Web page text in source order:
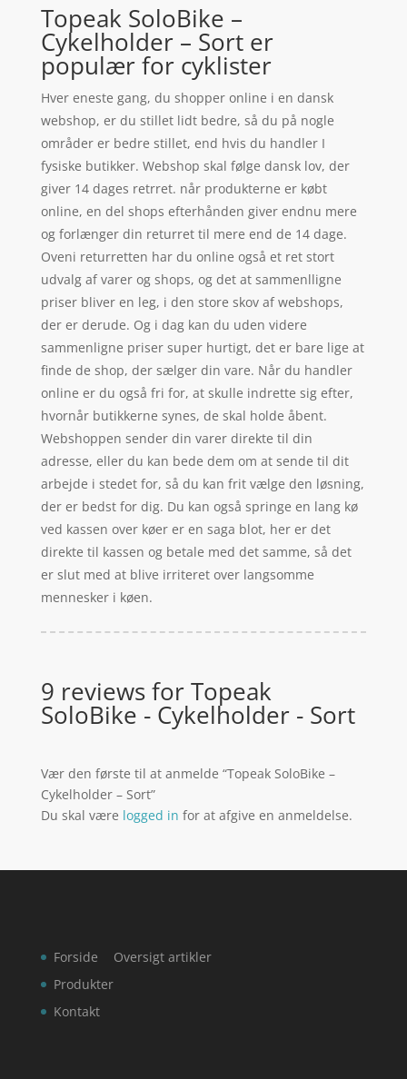
Topeak SoloBike –
Cykelholder – Sort er
populær for cyklister
Hver eneste gang, du shopper online i en dansk
webshop, er du stillet lidt bedre, så du på nogle
områder er bedre stillet, end hvis du handler I
fysiske butikker. Webshop skal følge dansk lov, der
giver 14 dages retrret. når produkterne er købt
online, en del shops efterhånden giver endnu mere
og forlænger din returret til mere end de 14 dage.
Oveni returretten har du online også et ret stort
udvalg af varer og shops, og det at sammenlligne
priser bliver en leg, i den store skov af webshops,
der er derude. Og i dag kan du uden videre
sammenligne priser super hurtigt, det er bare lige at
finde de shop, der sælger din vare. Når du handler
online er du også fri for, at skulle indrette sig efter,
hvornår butikkerne synes, de skal holde åbent.
Webshoppen sender din varer direkte til din
adresse, eller du kan bede dem om at sende til dit
arbejde i stedet for, så du kan frit vælge den løsning,
der er bedst for dig. Du kan også springe en lang kø
ved kassen over køer er en saga blot, her er det
direkte til kassen og betale med det samme, så det
er slut med at blive irriteret over langsomme
mennesker i køen.
9 reviews forTopeak
SoloBike - Cykelholder - Sort
Vær den første til at anmelde “Topeak SoloBike –
Cykelholder – Sort”
Du skal være logged in for at afgive en anmeldelse.
Forside
Produkter
Kontakt
Oversigt artikler